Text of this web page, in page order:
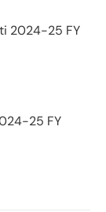
2024-25 FY
25 FY